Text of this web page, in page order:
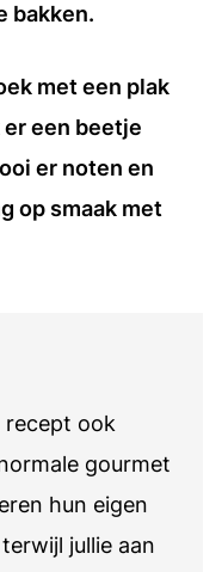
bakken.
met een plak
een beetje
er noten en
op smaak met
recept ook
gourmet
hun eigen
jullie aan